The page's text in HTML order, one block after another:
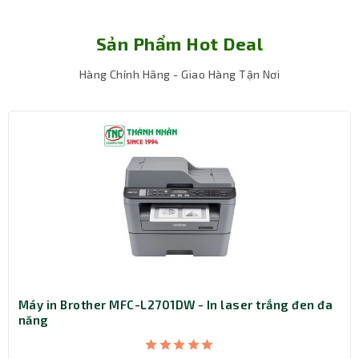
Tương thích hoàn hảo
Mực hộp Canon
hoàn hảo với các dòng máy photocopy Canon IR 2002,
Sản Phẩm Hot Deal
Hàng Chính Hãng - Giao Hàng Tận Nơi
Máy in Brother MFC-L2701DW - In laser trắng đen đa
năng